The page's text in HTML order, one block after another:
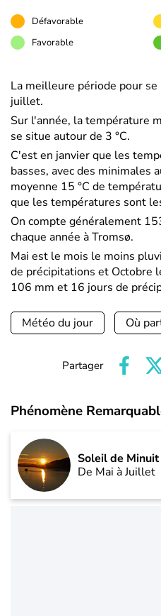
Défavorable
Favorable
La meilleure période pour
juillet.
Sur l'année, la température
se situe autour de 3 °C.
C'est en janvier que les
basses, avec des minimales
moyenne 15 °C de
que les températures sont
On compte généralement
chaque année à Tromsø.
Mai est le mois le moins
de précipitations et Octobre
106 mm et 16 jours de
Météo du jour Où
Partager
Phénomène
Soleil de Minuit
De Mai à Juillet